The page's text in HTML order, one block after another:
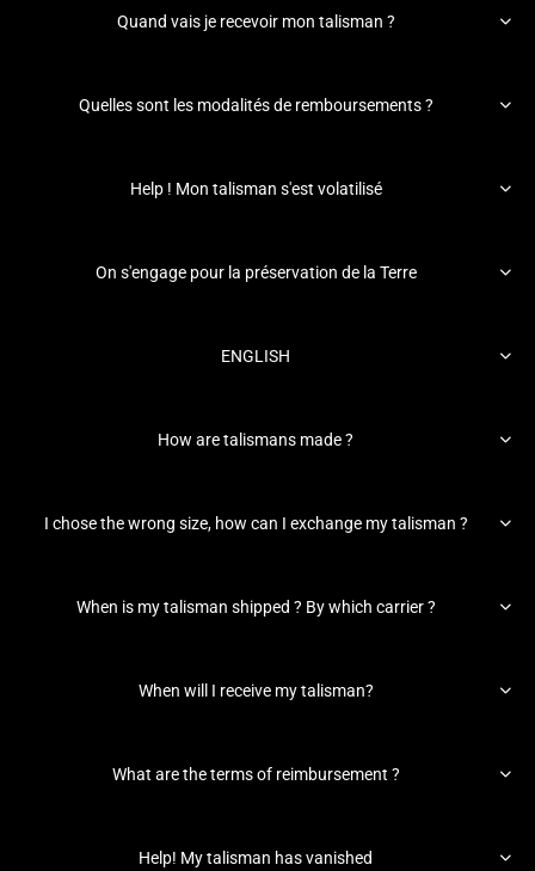
Quand vais je recevoir mon talisman ? 
Quelles sont les modalités de remboursements ? 
Help ! Mon talisman s'est volatilisé 
On s'engage pour la préservation de la Terre 
ENGLISH 
How are talismans made ? 
I chose the wrong size, how can I exchange my talisman ? 
When is my talisman shipped ? By which carrier ? 
When will I receive my talisman? 
What are the terms of reimbursement ? 
Help! My talisman has vanished 